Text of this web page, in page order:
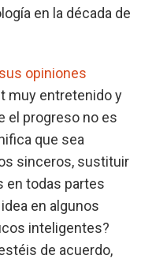
en la década de
opiniones
muy entretenido y
el progreso no es
que sea
sinceros, sustituir
en todas partes
en algunos
inteligentes?
de acuerdo,